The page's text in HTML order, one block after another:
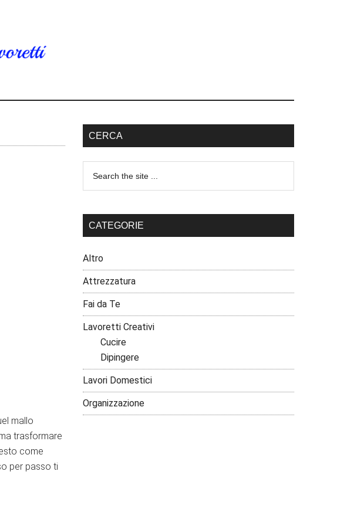
mallo
trasformare
come
per passo ti
CERCA
CATEGORIE
Altro
Attrezzatura
Fai da Te
Lavoretti Creativi
Cucire
Dipingere
Lavori Domestici
Organizzazione